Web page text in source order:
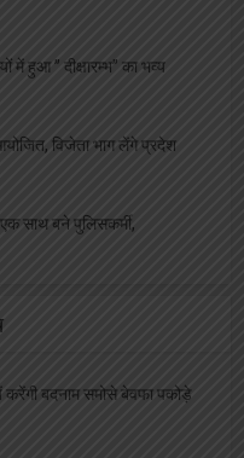
में हुआ ” दीक्षारम्भ” का भव्य
विजेता भाग लेंगे प्रदेश
साथ बने पुलिसकर्मी,
करेंगी बदनाम समोसे बेवफा पकोड़े